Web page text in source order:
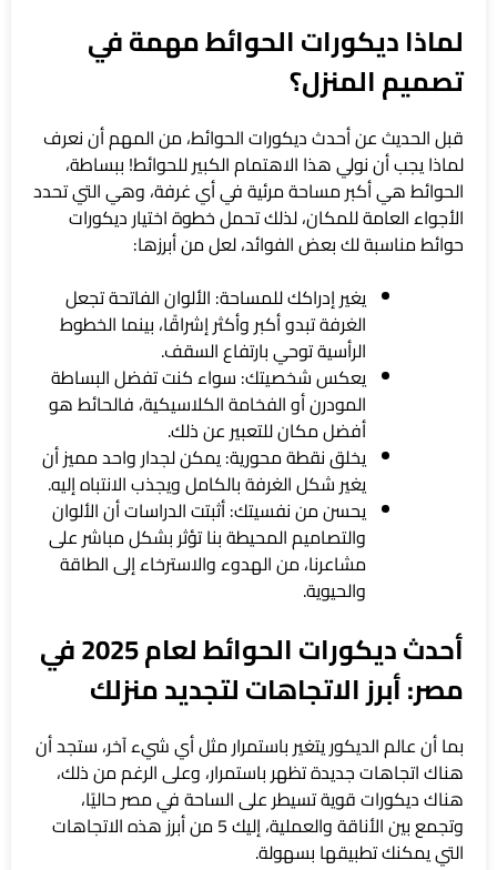
لماذا ديكورات الحوائط مهمة في
تصميم المنزل؟
قبل الحديث عن أحدث ديكورات الحوائط، من المهم أن نعرف
لماذا يجب أن نولي هذا الاهتمام الكبير للحوائط! ببساطة،
الحوائط هي أكبر مساحة مرئية في أي غرفة، وهي التي تحدد
الأجواء العامة للمكان، لذلك تحمل خطوة اختيار ديكورات
حوائط مناسبة لك بعض الفوائد، لعل من أبرزها:
يغير إدراكك للمساحة: الألوان الفاتحة تجعل
الغرفة تبدو أكبر وأكثر إشراقًا، بينما الخطوط
الرأسية توحي بارتفاع السقف.
يعكس شخصيتك: سواء كنت تفضل البساطة
المودرن أو الفخامة الكلاسيكية، فالحائط هو
أفضل مكان للتعبير عن ذلك.
يخلق نقطة محورية: يمكن لجدار واحد مميز أن
يغير شكل الغرفة بالكامل ويجذب الانتباه إليه.
يحسن من نفسيتك: أثبتت الدراسات أن الألوان
والتصاميم المحيطة بنا تؤثر بشكل مباشر على
مشاعرنا، من الهدوء والاسترخاء إلى الطاقة
والحيوية.
أحدث ديكورات الحوائط لعام 2025 في
مصر: أبرز الاتجاهات لتجديد منزلك
بما أن عالم الديكور يتغير باستمرار مثل أي شيء آخر، ستجد أن
هناك اتجاهات جديدة تظهر باستمرار، وعلى الرغم من ذلك،
هناك ديكورات قوية تسيطر على الساحة في مصر حاليًا،
وتجمع بين الأناقة والعملية، إليك 5 من أبرز هذه الاتجاهات
التي يمكنك تطبيقها بسهولة.